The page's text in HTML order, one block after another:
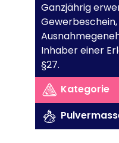
Ganzjährig
Gewerbeschein,
Inhaber einer
§27.
Kategorie